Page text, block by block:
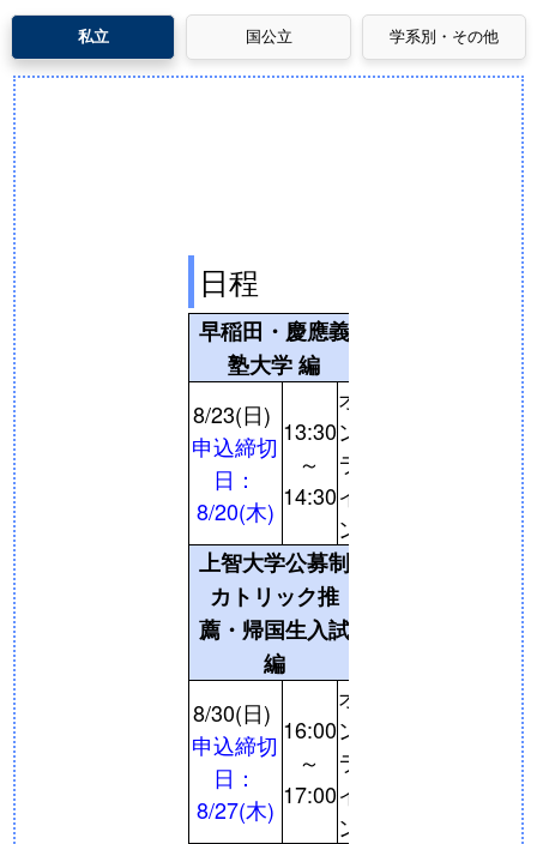
私立 国公立 学系別・その他
日程
早稲田・慶應義
塾大学 編
8/23(日)
申込締切
日：
8/20(木)
13:30
～
14:30
オ
ン
ラ
イ
ン
上智大学公募制
カトリック推
薦・帰国生入試
編
8/30(日)
申込締切
日：
8/27(木)
16:00
～
17:00
オ
ン
ラ
イ
ン